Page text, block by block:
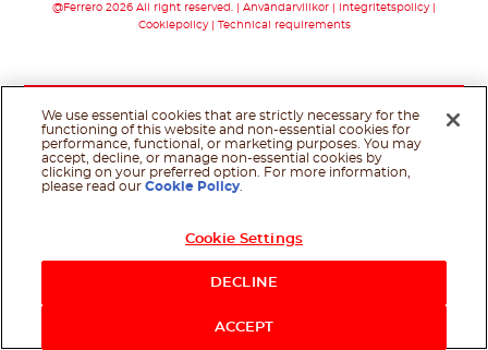
@Ferrero 2026 All right reserved. Användarvillkor
Integritetspolicy
Cookiepolicy
Technical requirements
We use essential cookies that are strictly necessary for the
functioning of this website and non-essential cookies for
performance, functional, or marketing purposes. You may
accept, decline, or manage non-essential cookies by
clicking on your preferred option. For more information,
please read ourCookie Policy
Cookie Settings
DECLINE
ACCEPT